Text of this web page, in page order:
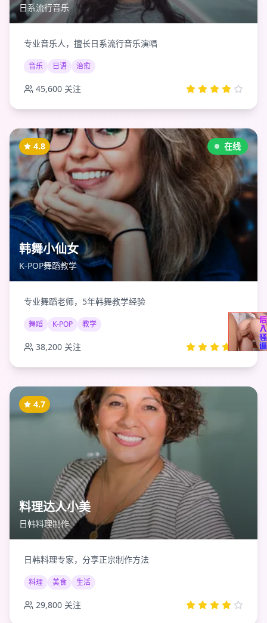
日系流行音乐
专业音乐人，擅长日系流行音乐演唱
音乐 日语 治愈
45,600 关注
在线
4.8
韩舞小仙女
K-POP舞蹈教学
专业舞蹈老师，5年韩舞教学经验
舞蹈 K-POP 教学
38,200 关注
4.7
料理达人小美
日韩料理制作
日韩料理专家，分享正宗制作方法
料理 美食 生活
29,800 关注